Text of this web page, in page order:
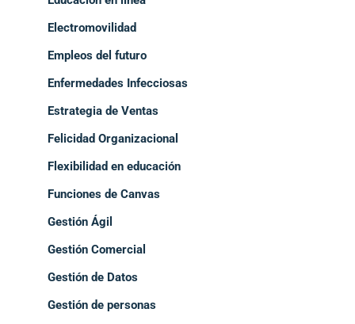
Electromovilidad
Empleos del futuro
Enfermedades Infecciosas
Estrategia de Ventas
Felicidad Organizacional
Flexibilidad en educación
Funciones de Canvas
Gestión Ágil
Gestión Comercial
Gestión de Datos
Gestión de personas